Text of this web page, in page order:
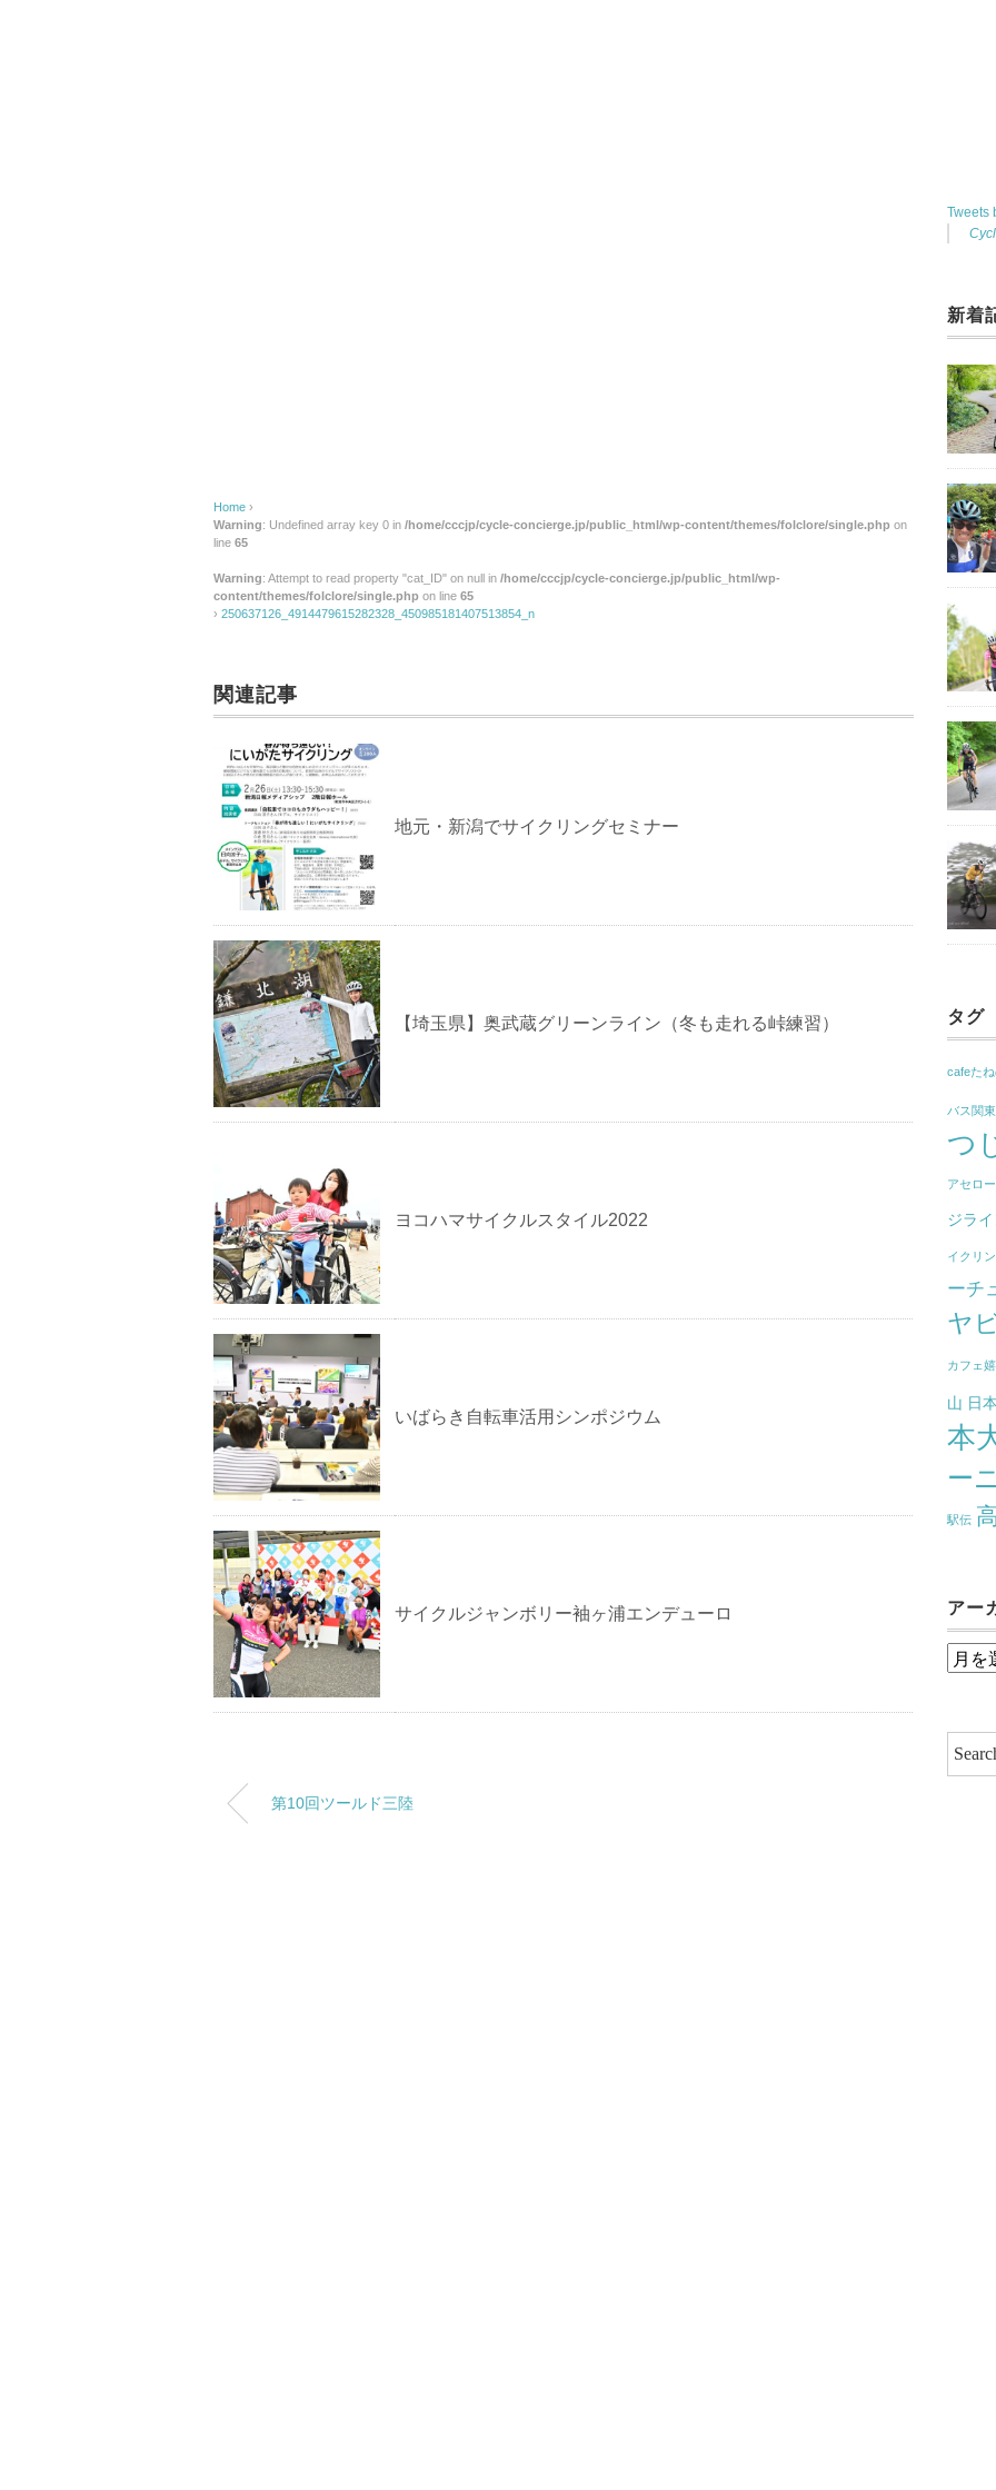
Home ›
Warning: Undefined array key 0 in /home/cccjp/cycle-concierge.jp/public_html/wp-content/themes/folclore/single.php on
line 65
Warning: Attempt to read property "cat_ID" on null in /home/cccjp/cycle-concierge.jp/public_html/wp-
content/themes/folclore/single.php on line 65
› 250637126_4914479615282328_450985181407513854_n
関連記事
地元・新潟でサイクリングセミナー
【埼玉県】奥武蔵グリーンライン（冬も走れる峠練習）
ヨコハマサイクルスタイル2022
いばらき自転車活用シンポジウム
サイクルジャンボリー袖ヶ浦エンデューロ
第10回ツールド三陸
Tweets
新着
タグ
cafeた
バス関東
つ
アセロ
ジラ
イクリ
ーチ
ヤ
カフェ
山 日
本
ー
駅伝
アー
ア
イ